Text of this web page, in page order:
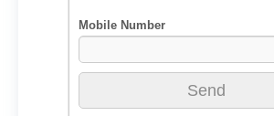
$59,565
MSRP